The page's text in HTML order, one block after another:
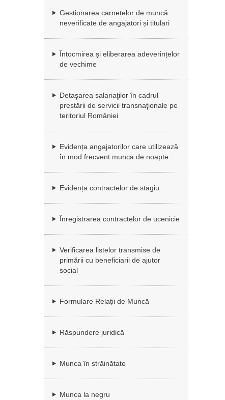
Gestionarea carnetelor de muncă
neverificate de angajatori și titulari
Întocmirea și eliberarea adeverințelor
de vechime
Detaşarea salariaţilor în cadrul
prestării de servicii transnaţionale pe
teritoriul României
Evidența angajatorilor care utilizează
în mod frecvent munca de noapte
Evidența contractelor de stagiu
Înregistrarea contractelor de ucenicie
Verificarea listelor transmise de
primării cu beneficiarii de ajutor
social
Formulare Relații de Muncă
Răspundere juridică
Munca în străinătate
Munca la negru